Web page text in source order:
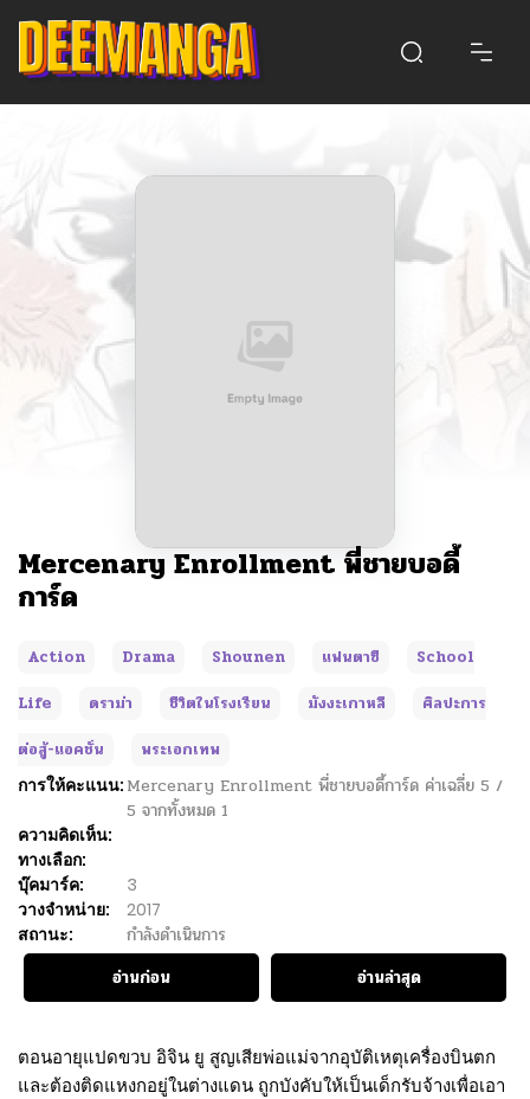
Mercenary Enrollment พี่ชายบอดี้
การ์ด
Action Drama Shounen แฟนตาซี
School
Life
ดราม่า ชีวิตในโรงเรียน มังงะเกาหลี
ศิลปะการ
ต่อสู้-แอคชั่น
พระเอกเทพ
การให้คะแนน: Mercenary Enrollment พี่ชายบอดี้การ์ด ค่าเฉลี่ย 5 /
5 จากทั้งหมด 1
ความคิดเห็น:
ทางเลือก:
บุ๊คมาร์ค:
3
วางจำหน่าย:
2017
สถานะ:
กำลังดำเนินการ
อ่านก่อน
อ่านล่าสุด
ตอนอายุแปดขวบ อิจิน ยู สูญเสียพ่อแม่จากอุบัติเหตุเครื่องบินตก
และต้องติดแหงกอยู่ในต่างแดน ถูกบังคับให้เป็นเด็กรับจ้างเพื่อเอา